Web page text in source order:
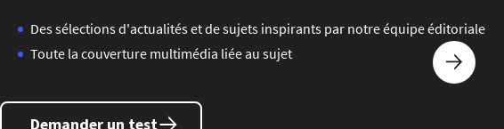
Des sélections d'actualités et de sujets inspirants par notre équipe éditoriale
Toute la couverture multimédia liée au sujet
Demander un test